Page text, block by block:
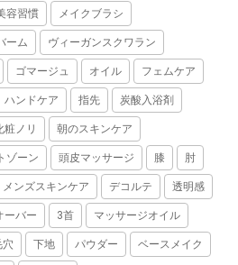
容習慣 メイクブラシ
ーム ヴィーガンスクワラン
ゴマージュ オイル フェムケア
ハンドケア 指先 炭酸入浴剤
粧ノリ 朝のスキンケア
ゾーン 頭皮マッサージ 膝 肘
メンズスキンケア デコルテ 透明感
ーバー 3首 マッサージオイル
穴 下地 パウダー ベースメイク